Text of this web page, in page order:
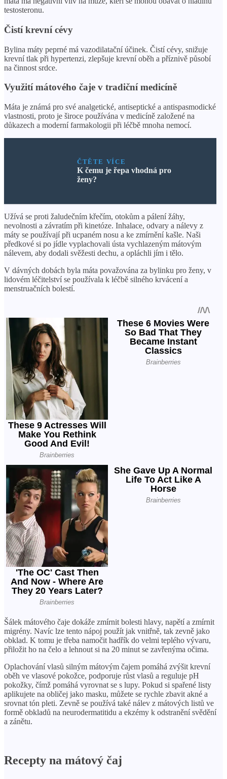
testosteronu.
Čistí krevní cévy
Bylina máty peprné má vazodilatační účinek. Čistí cévy, snižuje
krevní tlak při hypertenzi, zlepšuje krevní oběh a příznivě působí
na činnost srdce.
Využití mátového čaje v tradiční medicíně
Máta je známá pro své analgetické, antiseptické a antispasmodické
vlastnosti, proto je široce používána v medicíně založené na
důkazech a moderní farmakologii při léčbě mnoha nemocí.
ČTĚTE VÍCE
K čemu je řepa vhodná pro
ženy?
Užívá se proti žaludečním křečím, otokům a pálení žáhy,
nevolnosti a závratím při kinetóze. Inhalace, odvary a nálevy z
máty se používají při ucpaném nosu a ke zmírnění kašle. Naši
předkové si po jídle vyplachovali ústa vychlazeným mátovým
nálevem, aby dodali svěžesti dechu, a opláchli jím i tělo.
V dávných dobách byla máta považována za bylinku pro ženy, v
lidovém léčitelství se používala k léčbě silného krvácení a
menstruačních bolestí.
Šálek mátového čaje dokáže zmírnit bolesti hlavy, napětí a zmírnit
migrény. Navíc lze tento nápoj použít jak vnitřně, tak zevně jako
obklad. K tomu je třeba namočit hadřík do velmi teplého vývaru,
přiložit ho na čelo a lehnout si na 20 minut se zavřenýma očima.
Oplachování vlasů silným mátovým čajem pomáhá zvýšit krevní
oběh ve vlasové pokožce, podporuje růst vlasů a reguluje pH
pokožky, čímž pomáhá vyrovnat se s lupy. Pokud si spařené listy
aplikujete na obličej jako masku, můžete se rychle zbavit akné a
srovnat tón pleti. Zevně se používá také nálev z mátových listů ve
formě obkladů na neurodermatitidu a ekzémy k odstranění svědění
a zánětu.
Recepty na mátový čaj